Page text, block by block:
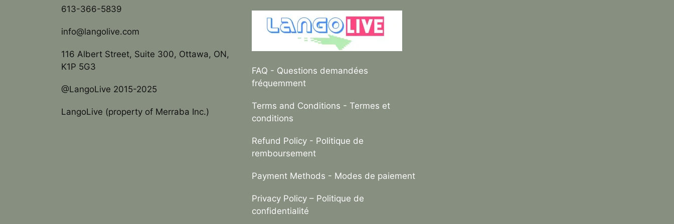
613-366-5839
info@langolive.com
116 Albert Street, Suite 300, Ottawa, ON,
K1P 5G3
@LangoLive 2015-2025
LangoLive (property of Merraba Inc.)
FAQ - Questions demandées
fréquemment
Terms and Conditions - Termes et
conditions
Refund Policy - Politique de
remboursement
Payment Methods - Modes de paiement
Privacy Policy – Politique de
confidentialité